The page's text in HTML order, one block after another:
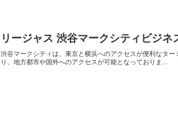
リージャス 渋谷マークシティビジネ
渋谷マークシティは、東京と横浜へのアクセスが便利なタ
り、地方都市や国外へのアクセスが可能となっておりま...